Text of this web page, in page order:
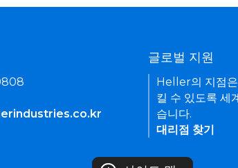
글로벌 지원
Heller의 지점
킬 수 있도록 세
습니다.
대리점 찾기